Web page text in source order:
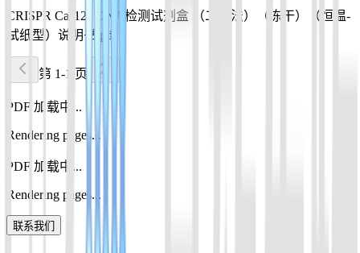
CRISPR Cas12a DNA检测试剂盒 （二步法）（冻干）（恒温-
试纸型）说明书.pdf
第 1-1 页
PDF 加载中...
Rendering pages...
PDF 加载中...
Rendering pages...
联系我们